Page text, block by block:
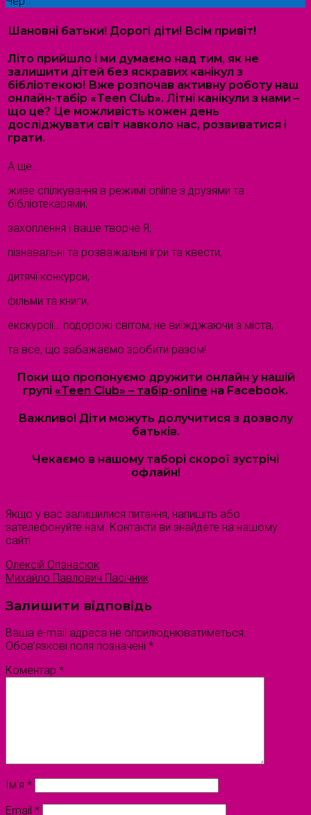
Шановні батьки! Дорогі діти! Всім привіт!
Літо прийшло і ми думаємо над тим, як не
залишити дітей без яскравих канікул з
бібліотекою! Вже розпочав активну роботу наш
онлайн-табір «Teen Club». Літні канікули з нами –
що це? Це можливість кожен день
досліджувати світ навколо нас, розвиватися і
грати.
А ще…
живе спілкування в режимі online з друзями та
бібліотекарями,
захоплення і ваше творче Я,
пізнавальні та розважальні ігри та квести,
дитячі конкурси,
фільми та книги,
екскурсії… подорожі світом, не виїжджаючи з міста,
та все, що забажаємо зробити разом!
Поки що пропонуємо дружити онлайн у нашій
групі «Teen Club» – табір-online на Facebook.
Важливо! Діти можуть долучитися з дозволу
батьків.
Чекаємо в нашому таборі скорої зустрічі
офлайн!
Якщо у вас залишилися питання, напишіть або
зателефонуйте нам. Контакти ви знайдете на нашому
сайті.
Олексій Опанасюк
Михайло Павлович Пасічник
Залишити відповідь
Ваша e-mail адреса не оприлюднюватиметься.
Обов’язкові поля позначені *
Коментар *
Ім'я *
Email *